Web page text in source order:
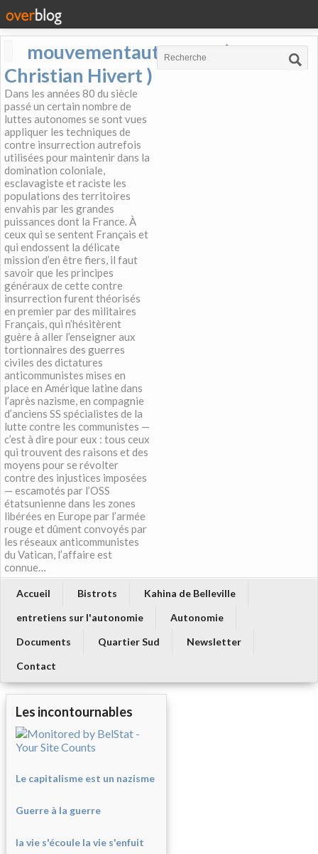
mouvementautonome (
Christian Hivert )
Dans les années 80 du siècle
passé un certain nombre de
luttes autonomes se sont vues
appliquer les techniques de
contre insurrection autrefois
utilisées pour maintenir dans la
domination coloniale,
esclavagiste et raciste les
populations des territoires
envahis par les grandes
puissances dont la France. À
ceux qui se sentent Français et
qui endossent la délicate
mission d’en être fiers, il faut
savoir que les principes
généraux de cette contre
insurrection furent théorisés
en premier par des militaires
Français, qui n’hésitèrent
guère à aller l’enseigner aux
tortionnaires des guerres
civiles des dictatures
anticommunistes mises en
place en Amérique latine dans
l’après nazisme, en compagnie
d’anciens SS spécialistes de la
lutte contre les communistes —
c’est à dire pour eux : tous ceux
qui trouvent des raisons et des
moyens pour se révolter
contre des injustices imposées
— escamotés par l’OSS
étatsunienne dans les zones
libérées en Europe par l’armée
rouge et dûment convoyés par
les réseaux anticommunistes
du Vatican, l’affaire est
connue…
Accueil Bistrots
Kahina de Belleville
entretiens sur l'autonomie
Autonomie
Documents
Quartier Sud
Newsletter
Contact
Les incontournables
Le capitalisme est un nazisme
Guerre à la guerre
la vie s'écoule la vie s'enfuit